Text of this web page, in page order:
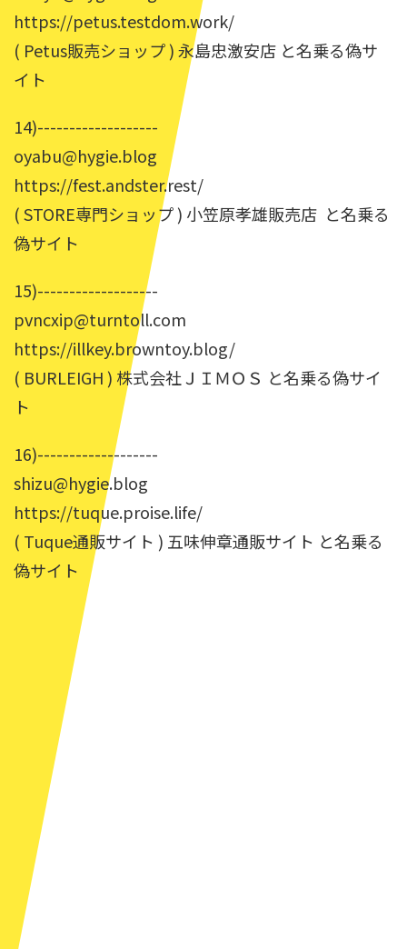
https://petus.testdom.work/
( Petus販売ショップ ) 永島忠激安店 と名乗る偽サ
イト
14)-------------------
oyabu@hygie.blog
https://fest.andster.rest/
( STORE専門ショップ ) 小笠原孝雄販売店 と名乗る
偽サイト
15)-------------------
pvncxip@turntoll.com
https://illkey.browntoy.blog/
( BURLEIGH ) 株式会社ＪＩＭＯＳ と名乗る偽サイ
ト
16)-------------------
shizu@hygie.blog
https://tuque.proise.life/
( Tuque通販サイト ) 五味伸章通販サイト と名乗る
偽サイト